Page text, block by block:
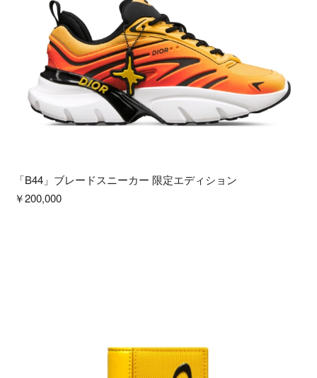
「B44」ブレードスニーカー 限定エディション
￥200,000